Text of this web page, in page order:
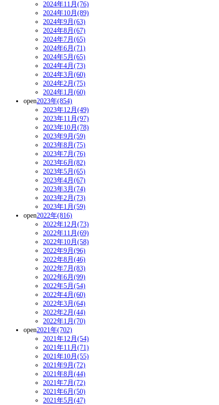
2024年11月(76)
2024年10月(89)
2024年9月(63)
2024年8月(67)
2024年7月(65)
2024年6月(71)
2024年5月(65)
2024年4月(73)
2024年3月(60)
2024年2月(75)
2024年1月(60)
open2023年(854)
2023年12月(49)
2023年11月(97)
2023年10月(78)
2023年9月(59)
2023年8月(75)
2023年7月(76)
2023年6月(82)
2023年5月(65)
2023年4月(67)
2023年3月(74)
2023年2月(73)
2023年1月(59)
open2022年(816)
2022年12月(73)
2022年11月(69)
2022年10月(58)
2022年9月(96)
2022年8月(46)
2022年7月(83)
2022年6月(99)
2022年5月(54)
2022年4月(60)
2022年3月(64)
2022年2月(44)
2022年1月(70)
open2021年(702)
2021年12月(54)
2021年11月(71)
2021年10月(55)
2021年9月(72)
2021年8月(44)
2021年7月(72)
2021年6月(50)
2021年5月(47)